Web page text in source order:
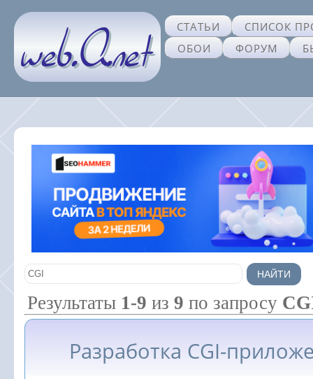
СТАТЬИ
СПИСОК
ОБОИ
ФОРУМ
Результаты 1-9 из 9 по запросу
Разработка CGI-